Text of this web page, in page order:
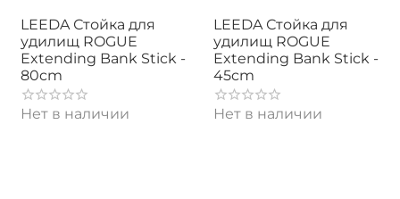
LEEDA Стойка для
удилищ ROGUE
Extending Bank Stick -
80cm
Нет в наличии
LEEDA Стойка для
удилищ ROGUE
Extending Bank Stick -
45cm
Нет в наличии